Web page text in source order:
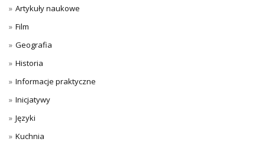
Artykuły naukowe
Film
Geografia
Historia
Informacje praktyczne
Inicjatywy
Języki
Kuchnia